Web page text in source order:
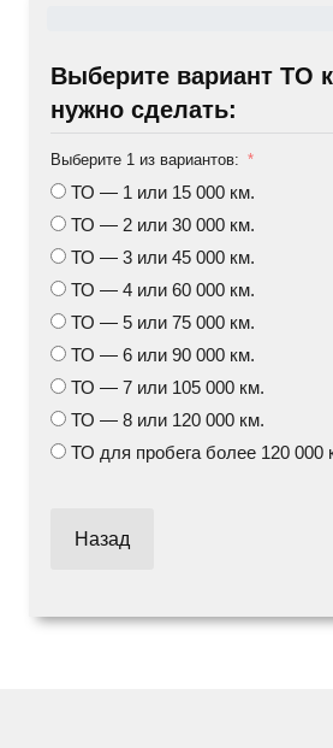
Выберите вариант ТО
нужно сделать:
Выберите 1 из вариантов:
ТО — 1 или 15 000 км.
ТО — 2 или 30 000 км.
ТО — 3 или 45 000 км.
ТО — 4 или 60 000 км.
ТО — 5 или 75 000 км.
ТО — 6 или 90 000 км.
ТО — 7 или 105 000 км.
ТО — 8 или 120 000 км.
ТО для пробега более 120 000
Назад